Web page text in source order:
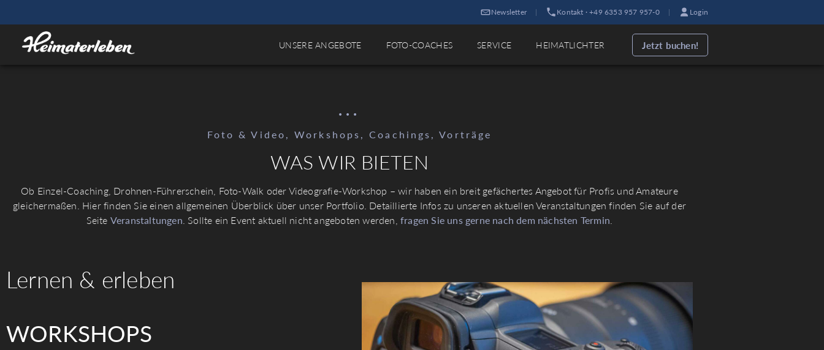
Newsletter | Kontakt · +49 6353 957 957-0 | Login
UNSERE ANGEBOTE FOTO-COACHES SERVICE HEIMATLICHTER Jetzt buchen!
...
Foto & Video, Workshops, Coachings, Vorträge
WAS WIR BIETEN
Ob Einzel-Coaching, Drohnen-Führerschein, Foto-Walk oder Videografie-Workshop – wir haben ein breit gefächertes Angebot für Profis und Amateure
gleichermaßen. Hier finden Sie einen allgemeinen Überblick über unser Portfolio. Detaillierte Infos zu unseren aktuellen Veranstaltungen finden Sie auf der
Seite Veranstaltungen. Sollte ein Event aktuell nicht angeboten werden,fragen Sie uns gerne nach dem nächsten Termin.
Lernen & erleben
WORKSHOPS